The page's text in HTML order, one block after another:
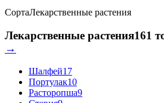
СортаЛекарственные растения
Лекарственные растения161
→
Шалфей17
Портулак10
Расторопша9